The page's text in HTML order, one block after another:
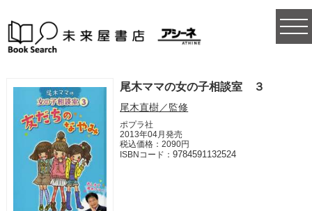
尾木ママの女の子相談室 ３
尾木直樹／監修
ポプラ社
2013年04月発売
税込価格：2090円
ISBNコード：9784591132524